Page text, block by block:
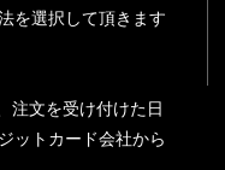
を選択して頂きます
注文を受け付けた日
ットカード会社から